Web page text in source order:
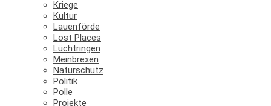
Kriege
Kultur
Lauenförde
Lost Places
Lüchtringen
Meinbrexen
Naturschutz
Politik
Polle
Projekte